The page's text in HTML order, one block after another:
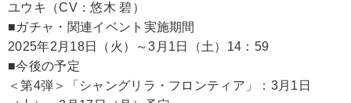
ユウキ（CV：悠木 碧）
■ガチャ・関連イベント実施期間
2025年2月18日（火）～3月1日（土）14：59
■今後の予定
＜第4弾＞「シャングリラ・フロンティア」：3月1日